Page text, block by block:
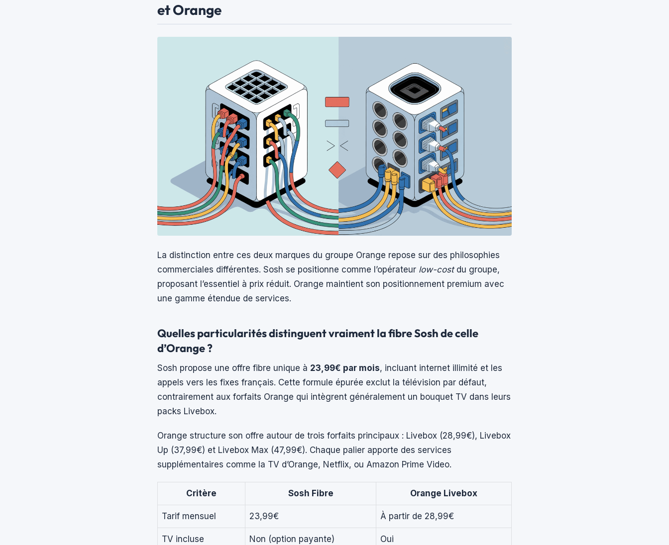
et Orange
La distinction entre ces deux marques du groupe Orange repose sur des philosophies
commerciales différentes. Sosh se positionne comme l’opérateur low-costdu groupe,
proposant l’essentiel à prix réduit. Orange maintient son positionnement premium avec
une gamme étendue de services.
Quelles particularités distinguent vraiment la fibre Sosh de celle
d’Orange ?
Sosh propose une offre fibre unique à 23,99€ par mois, incluant internet illimité et les
appels vers les fixes français. Cette formule épurée exclut la télévision par défaut,
contrairement aux forfaits Orange qui intègrent généralement un bouquet TV dans leurs
packs Livebox.
Orange structure son offre autour de trois forfaits principaux : Livebox (28,99€), Livebox
Up (37,99€) et Livebox Max (47,99€). Chaque palier apporte des services
supplémentaires comme la TV d’Orange, Netflix, ou Amazon Prime Video.
Critère Sosh Fibre Orange Livebox
Tarif mensuel 23,99€ À partir de 28,99€
TV incluse Non (option payante) Oui